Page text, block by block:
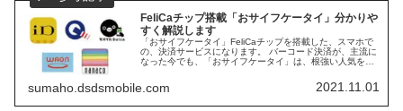
FeliCaチップ搭載「おサイフケータイ」分かりや
すく解説します
「おサイフケータイ」FeliCaチップを搭載した、スマホで
の、決済サービスになります。 バーコード決済が、主流に
なった今でも、「おサイフケータイ」は、根強い人気を誇
タイ」の、人気の秘密に迫ります。 2022年6月に、今まで
搭載してこなかった、モトローラも、おサイフケータイを
sumaho.dsdsmobile.com 2021.11.01